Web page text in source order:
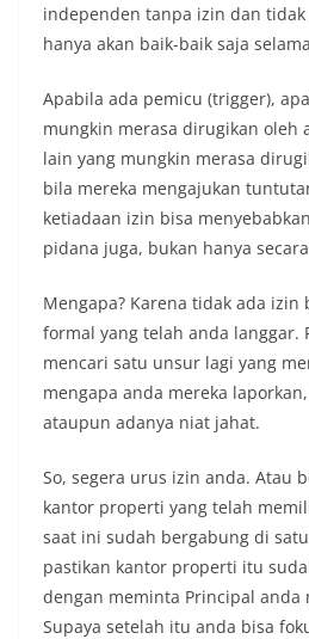
independen tanpa izin dan
hanya akan baik-baik saja
Apabila ada pemicu (trigger),
mungkin merasa dirugikan oleh
lain yang mungkin merasa
bila mereka mengajukan
ketiadaan izin bisa
pidana juga, bukan hanya
Mengapa? Karena tidak ada
formal yang telah anda langgar.
mencari satu unsur lagi yang
mengapa anda mereka
ataupun adanya niat jahat.
So, segera urus izin anda. Atau
kantor properti yang telah
saat ini sudah bergabung di
pastikan kantor properti itu
dengan meminta Principal anda
Supaya setelah itu anda bisa